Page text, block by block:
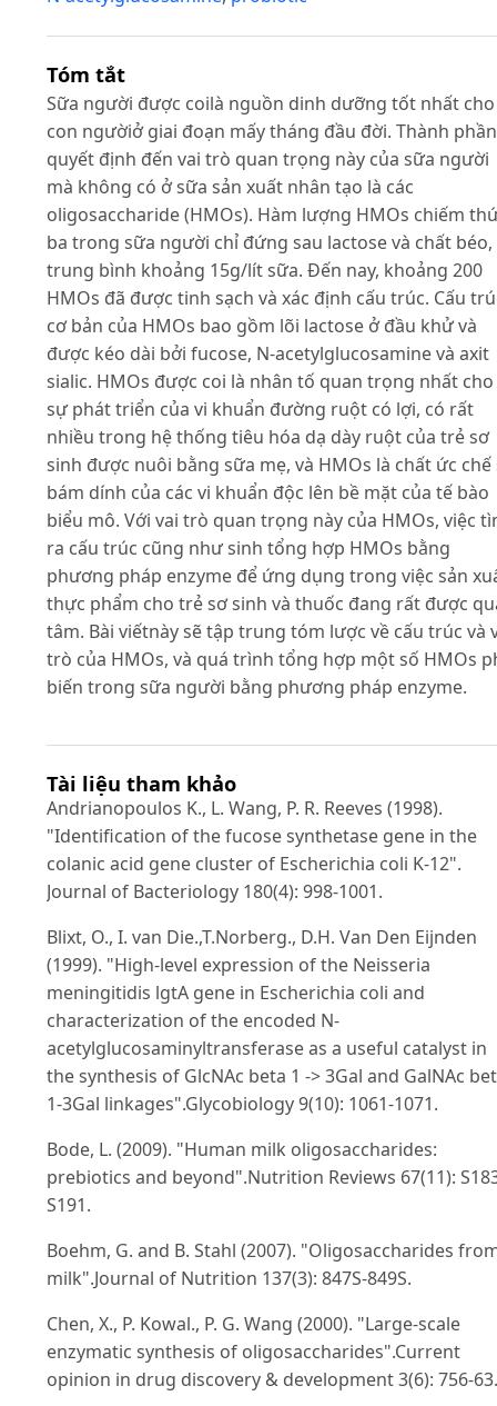
Tóm tắt
Sữa người được coilà nguồn dinh dưỡng tốt nhất cho
con ngườiở giai đoạn mấy tháng đầu đời. Thành phần
quyết định đến vai trò quan trọng này của sữa người
mà không có ở sữa sản xuất nhân tạo là các
oligosaccharide (HMOs). Hàm lượng HMOs chiếm
ba trong sữa người chỉ đứng sau lactose và chất béo,
trung bình khoảng 15g/lít sữa. Đến nay, khoảng 200
HMOs đã được tinh sạch và xác định cấu trúc. Cấu
cơ bản của HMOs bao gồm lõi lactose ở đầu khử và
được kéo dài bởi fucose, N-acetylglucosamine và axit
sialic. HMOs được coi là nhân tố quan trọng nhất cho
sự phát triển của vi khuẩn đường ruột có lợi, có rất
nhiều trong hệ thống tiêu hóa dạ dày ruột của trẻ sơ
sinh được nuôi bằng sữa mẹ, và HMOs là chất ức chế
bám dính của các vi khuẩn độc lên bề mặt của tế bào
biểu mô. Với vai trò quan trọng này của HMOs, việc
ra cấu trúc cũng như sinh tổng hợp HMOs bằng
phương pháp enzyme để ứng dụng trong việc sản
thực phẩm cho trẻ sơ sinh và thuốc đang rất được
tâm. Bài viếtnày sẽ tập trung tóm lược về cấu trúc và
trò của HMOs, và quá trình tổng hợp một số HMOs
biến trong sữa người bằng phương pháp enzyme.
Tài liệu tham khảo
Andrianopoulos K., L. Wang, P. R. Reeves (1998).
"Identification of the fucose synthetase gene in the
colanic acid gene cluster of Escherichia coli K-12".
Journal of Bacteriology 180(4): 998-1001.
Blixt, O., I. van Die.,T.Norberg., D.H. Van Den Eijnden
(1999). "High-level expression of the Neisseria
meningitidis lgtA gene in Escherichia coli and
characterization of the encoded N-
acetylglucosaminyltransferase as a useful catalyst in
the synthesis of GlcNAc beta 1 -> 3Gal and GalNAc
1-3Gal linkages".Glycobiology 9(10): 1061-1071.
Bode, L. (2009). "Human milk oligosaccharides:
prebiotics and beyond".Nutrition Reviews 67(11):
S191.
Boehm, G. and B. Stahl (2007). "Oligosaccharides
milk".Journal of Nutrition 137(3): 847S-849S.
Chen, X., P. Kowal., P. G. Wang (2000). "Large-scale
enzymatic synthesis of oligosaccharides".Current
opinion in drug discovery & development 3(6): 756-63.